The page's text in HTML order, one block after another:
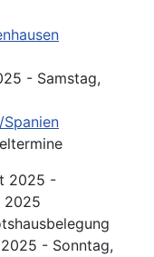
- Samstag,
2025 -
2025
- Sonntag,